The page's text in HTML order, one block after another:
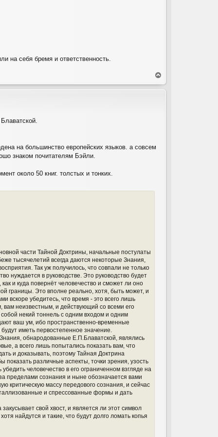
на себя бремя и ответственность.
е
р
на большинство европейских языков. а совсем
знаком почитателям Бэйли.
около 50 книг. толстых и тонких.
части Тайной Доктрины, начальные постулаты
тысячелетий всегда даются некоторые Знания,
Так уж получилось, что совпали не только
нуждается в руководстве. Это руководство будет
и куда повернёт человечество и сможет ли оно
границы. Это вполне реально, хотя, быть может, и
вскоре убедитесь, что время - это всего лишь
неизвестным, и действующий со всеми его
некий тоннель с одним входом и одним
ваш ум, ибо пространственно-временные
иметь первостепенное значение.
обнародованные Е.П.Блаватской, являлись
а всего лишь попытались показать вам, что
и доказывать, поэтому Тайная Доктрина
различные аспекты, точки зрения, узость
человечество в его ограниченном взгляде на
пределами сознания и ныне обозначается вами
критическую массу передового сознания, и сейчас
и спрессованные формы и дать
свой хвост, и является ли этот символ
найдутся и такие, что будут долго ломать копья